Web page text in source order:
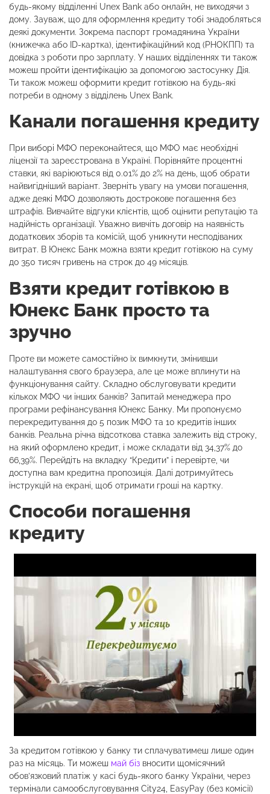
будь-якому відділенні Unex Bank або онлайн, не виходячи з
дому. Зауваж, що для оформлення кредиту тобі знадобляться
деякі документи. Зокрема паспорт громадянина України
(книжечка або ID-картка), ідентифікаційний код (РНОКПП) та
довідка з роботи про зарплату. У наших відділеннях ти також
можеш пройти ідентифікацію за допомогою застосунку Дія.
Ти також можеш оформити кредит готівкою на будь-які
потреби в одному з відділень Unex Bank.
Канали погашення кредиту
При виборі МФО переконайтеся, що МФО має необхідні
ліцензії та зареєстрована в Україні. Порівняйте процентні
ставки, які варіюються від 0.01% до 2% на день, щоб обрати
найвигідніший варіант. Зверніть увагу на умови погашення,
адже деякі МФО дозволяють дострокове погашення без
штрафів. Вивчайте відгуки клієнтів, щоб оцінити репутацію та
надійність організації. Уважно вивчіть договір на наявність
додаткових зборів та комісій, щоб уникнути несподіваних
витрат. В Юнекс Банк можна взяти кредит готівкою на суму
до 350 тисяч гривень на строк до 49 місяців.
Взяти кредит готівкою в
Юнекс Банк просто та
зручно
Проте ви можете самостійно їх вимкнути, змінивши
налаштування свого браузера, але це може вплинути на
функціонування сайту. Складно обслуговувати кредити
кількох МФО чи інших банків? Запитай менеджера про
програми рефінансування Юнекс Банку. Ми пропонуємо
перекредитування до 5 позик МФО та 10 кредитів інших
банків. Реальна річна відсоткова ставка залежить від строку,
на який оформлено кредит, і може складати від 34,37% до
66,39%. Перейдіть на вкладку “Кредити” і перевірте, чи
доступна вам кредитна пропозиція. Далі дотримуйтесь
інструкцій на екрані, щоб отримати гроші на картку.
Способи погашення
кредиту
За кредитом готівкою у банку ти сплачуватимеш лише один
раз на місяць. Ти можеш май біз вносити щомісячний
обов’язковий платіж у касі будь-якого банку України, через
термінали самообслуговування City24, EasyPay (без комісії)